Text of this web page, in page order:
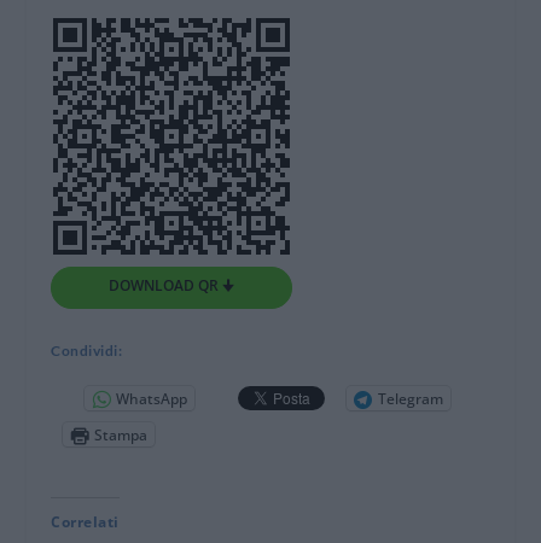
DOWNLOAD QR 🠋
Condividi:
WhatsApp
Telegram
Stampa
Correlati